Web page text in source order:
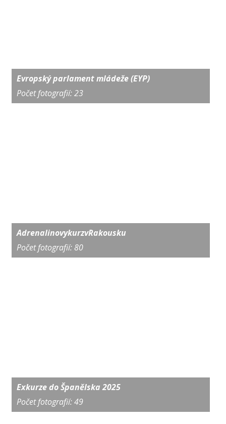
Evropský parlament mládeže (EYP)
Počet fotografií: 23
AdrenalinovykurzvRakousku
Počet fotografií: 80
Exkurze do Španělska 2025
Počet fotografií: 49